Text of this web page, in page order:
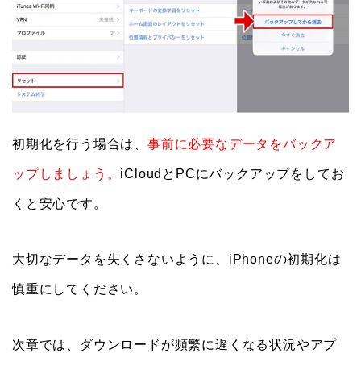
初期化を行う場合は、 事前に必要なデータをバックア
ップしましょう。 iCloudとPCにバックアップをしてお
くと安心です。
大切なデータを失くさないように、iPhoneの初期化は
慎重にしてください。
次章では、ダウンロードが頻繁に遅くなる状況やアプ